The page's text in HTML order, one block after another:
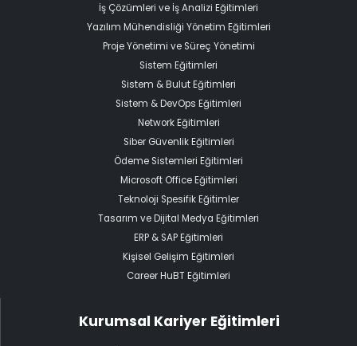
İş Çözümleri ve İş Analizi Eğitimleri
Yazılım Mühendisliği Yönetim Eğitimleri
Proje Yönetimi ve Süreç Yönetimi
Sistem Eğitimleri
Sistem & Bulut Eğitimleri
Sistem & DevOps Eğitimleri
Network Eğitimleri
Siber Güvenlik Eğitimleri
Ödeme Sistemleri Eğitimleri
Microsoft Office Eğitimleri
Teknoloji Spesifik Eğitimler
Tasarım ve Dijital Medya Eğitimleri
ERP & SAP Eğitimleri
Kişisel Gelişim Eğitimleri
Career HuBT Eğitimleri
Kurumsal Kariyer Eğitimleri